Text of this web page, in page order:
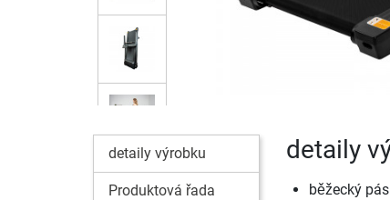
detaily výrobku
Produktová řada
detaily
běžecký